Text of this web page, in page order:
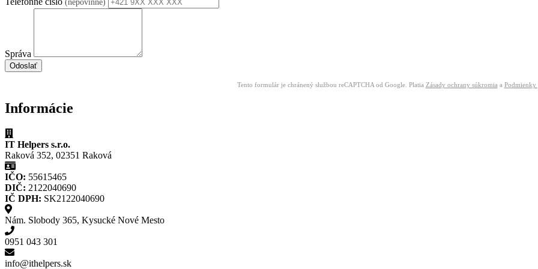
(nepovinné)
Správa
Odoslať
Tento formulár je chránený službou reCAPTCHA od Google. Platia Zásady ochrany súkromia a Podmienky
Informácie
IT Helpers s.r.o.
Raková 352, 02351 Raková
IČO: 55615465
DIČ: 2122040690
IČ DPH: SK2122040690
Nám. Slobody 365, Kysucké Nové Mesto
0951 043 301
info@ithelpers.sk